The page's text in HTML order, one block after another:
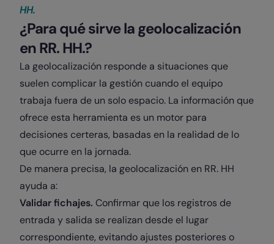
HH.
¿Para qué sirve la geolocalización
en RR. HH.?
La geolocalización responde a situaciones que
suelen complicar la gestión cuando el equipo
trabaja fuera de un solo espacio. La información que
ofrece esta herramienta es un motor para
decisiones certeras, basadas en la realidad de lo
que ocurre en la jornada.
De manera precisa, la geolocalización en RR. HH
ayuda a:
Validar fichajes. Confirmar que los registros de
entrada y salida se realizan desde el lugar
correspondiente, evitando ajustes posteriores o